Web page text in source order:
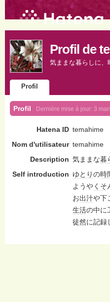
Profil de
気ままな暮らしに、
Profil
Profil Dernière mise à jour: 3
Hatena ID temahime
Nom d'utilisateur temahime
Description 気ままな暮
Self introduction ゆとりの時
ようやくそ
お出汁や下
生活の中に
徒然に記録